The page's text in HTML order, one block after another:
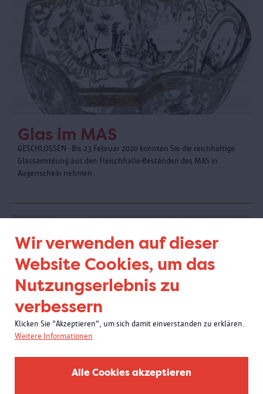
Wir verwenden auf dieser
Website Cookies, um das
Nutzungserlebnis zu
verbessern
Klicken Sie "Akzeptieren", um sich damit einverstanden zu erklären.
Weitere Informationen
Alle Cookies akzeptieren
Glas im MAS
GESCHLOSSEN - Bis 23 Februar 2020 konnten Sie die reichhaltige
Glassammlung aus den Fleischhalle-Beständen des MAS in
Augenschein nehmen.
Breaking Boundaries